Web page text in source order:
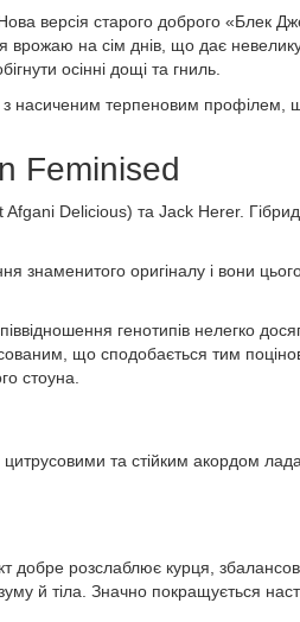
версія старого доброго «Блек
врожаю на сім днів, що дає
осінні дощі та гниль.
насиченим терпеновим профілем,
Feminised
Delicious) та Jack Herer. Гібрид
знаменитого оригіналу і вони
генотипів нелегко
що сподобається тим
стоуна.
та стійким акордом
розслаблює курця,
й тіла. Значно покращується